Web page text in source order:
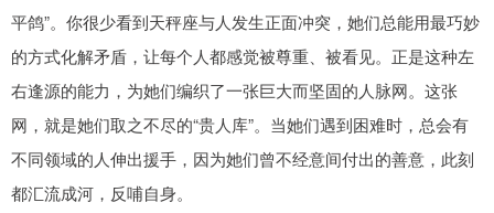
平鸽”。你很少看到天秤座与人发生正面冲突，她们总能用最巧妙
的方式化解矛盾，让每个人都感觉被尊重、被看见。正是这种左
右逢源的能力，为她们编织了一张巨大而坚固的人脉网。这张
网，就是她们取之不尽的“贵人库”。当她们遇到困难时，总会有
不同领域的人伸出援手，因为她们曾不经意间付出的善意，此刻
都汇流成河，反哺自身。